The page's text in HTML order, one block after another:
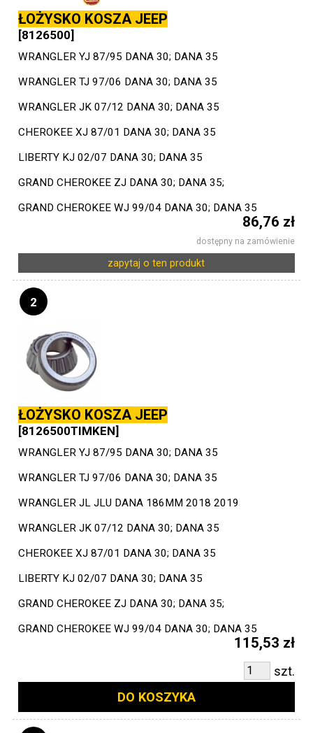
ŁOŻYSKO KOSZA JEEP
[8126500]
WRANGLER YJ 87/95 DANA 30; DANA 35
WRANGLER TJ 97/06 DANA 30; DANA 35
WRANGLER JK 07/12 DANA 30; DANA 35
CHEROKEE XJ 87/01 DANA 30; DANA 35
LIBERTY KJ 02/07 DANA 30; DANA 35
GRAND CHEROKEE ZJ DANA 30; DANA 35;
GRAND CHEROKEE WJ 99/04 DANA 30; DANA 35
86,76 zł
dostępny na zamówienie
zapytaj o ten produkt
2
ŁOŻYSKO KOSZA JEEP
[8126500TIMKEN]
WRANGLER YJ 87/95 DANA 30; DANA 35
WRANGLER TJ 97/06 DANA 30; DANA 35
WRANGLER JL JLU DANA 186MM 2018 2019
WRANGLER JK 07/12 DANA 30; DANA 35
CHEROKEE XJ 87/01 DANA 30; DANA 35
LIBERTY KJ 02/07 DANA 30; DANA 35
GRAND CHEROKEE ZJ DANA 30; DANA 35;
GRAND CHEROKEE WJ 99/04 DANA 30; DANA 35
115,53 zł
szt.
DO KOSZYKA